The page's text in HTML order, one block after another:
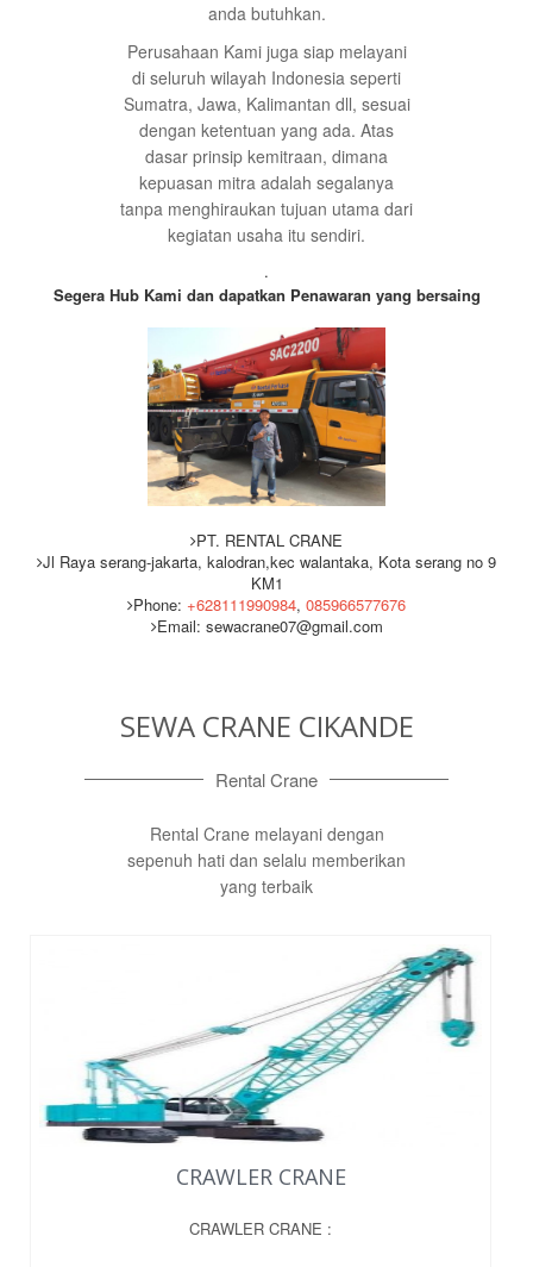
anda butuhkan.
Perusahaan Kami juga siap melayani
di seluruh wilayah Indonesia seperti
Sumatra, Jawa, Kalimantan dll, sesuai
dengan ketentuan yang ada. Atas
dasar prinsip kemitraan, dimana
kepuasan mitra adalah segalanya
tanpa menghiraukan tujuan utama dari
kegiatan usaha itu sendiri.
.
Segera Hub Kami dan dapatkan Penawaran yang bersaing
PT. RENTAL CRANE
Jl Raya serang-jakarta, kalodran,kec walantaka, Kota serang no 9
KM1
Phone: +628111990984, 085966577676
Email: sewacrane07@gmail.com
SEWA CRANE CIKANDE
Rental Crane
Rental Crane melayani dengan
sepenuh hati dan selalu memberikan
yang terbaik
CRAWLER CRANE
CRAWLER CRANE :